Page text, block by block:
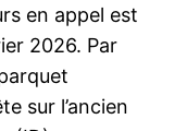
en appel est
2026. Par
sur l’ancien